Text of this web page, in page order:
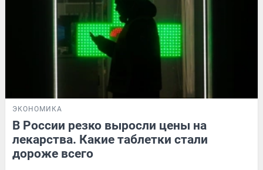
ЭКОНОМИКА
В России резко выросли цены на
лекарства. Какие таблетки стали
дороже всего